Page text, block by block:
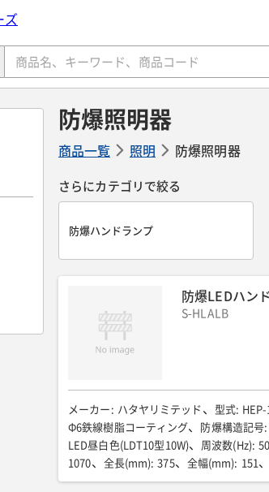
防爆照明器
商品一覧 照明 防爆照明器
さらにカテゴリで絞る
防爆ハンドランプ
防爆LEDハン
S-HLALB
メーカー : ハタヤリミテッド 型式:
Φ6鉄線樹脂コーティング
防爆構造記号:
LED昼白色(LDT10型10W)
周波数(Hz):
1070
全長(mm): 375 全幅(mm): 151
電源線仕様(SQ×芯数×長さm): 10m 質